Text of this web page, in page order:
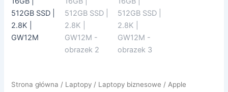
Strona główna / Laptopy / Laptopy biznesowe / Apple
7820HQ
|
16GB
|